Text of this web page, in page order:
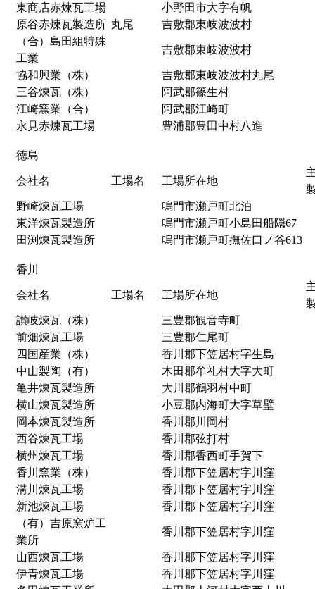
東商店赤煉瓦工場
小野田市大字有帆
原谷赤煉瓦製造所 丸尾
吉敷郡東岐波波村
（合）島田組特殊
工業
吉敷郡東岐波波村
協和興業（株）
吉敷郡東岐波波村丸尾
三谷煉瓦（株）
阿武郡篠生村
江崎窯業（合）
阿武郡江崎町
永見赤煉瓦工場
豊浦郡豊田中村八進
徳島
会社名 工場名 工場所在地
野崎煉瓦工場
鳴門市瀬戸町北泊
東洋煉瓦製造所
鳴門市瀬戸町小島田船隠67
田渕煉瓦製造所
鳴門市瀬戸町撫佐口ノ谷613
香川
会社名 工場名 工場所在地
讃岐煉瓦（株）
三豊郡観音寺町
前畑煉瓦工場
三豊郡仁尾町
四国産業（株）
香川郡下笠居村字生島
中山製陶（有）
木田郡牟礼村大字大町
亀井煉瓦製造所
大川郡鶴羽村中町
横山煉瓦製造所
小豆郡内海町大字草壁
岡本煉瓦製造所
香川郡川岡村
西谷煉瓦工場
香川郡弦打村
横州煉瓦工場
香川郡香西町手賀下
香川窯業（株）
香川郡下笠居村字川窪
溝川煉瓦工場
香川郡下笠居村字川窪
新池煉瓦工場
香川郡下笠居村字川窪
（有）吉原窯炉工
業所
香川郡下笠居村字川窪
山西煉瓦工場
香川郡下笠居村字川窪
伊青煉瓦工場
香川郡下笠居村字川窪